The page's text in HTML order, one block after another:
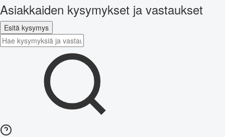
Asiakkaiden kysymykset ja vastaukset
Esitä kysymys